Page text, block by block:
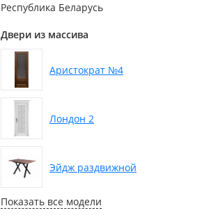
Республика Беларусь
Двери из массива
Аристократ №4
Лондон 2
Эйдж раздвижной
Показать все модели